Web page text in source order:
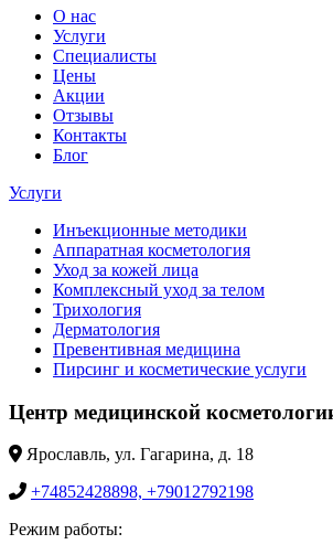
О нас
Услуги
Специалисты
Цены
Акции
Отзывы
Контакты
Блог
Услуги
Инъекционные методики
Аппаратная косметология
Уход за кожей лица
Комплексный уход за телом
Трихология
Дерматология
Превентивная медицина
Пирсинг и косметические услуги
Центр медицинской
Ярославль, ул. Гагарина, д. 18
+74852428898, +79012792198
Режим работы: